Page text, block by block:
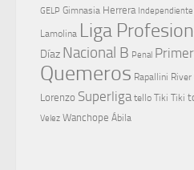
GELP Gimnasia Herrera Independiente
Lamolina Liga
Díaz Nacional B Penal
Quemeros Rapallini River
Lorenzo Superliga tello Tiki Tiki
Velez Wanchope Ábila